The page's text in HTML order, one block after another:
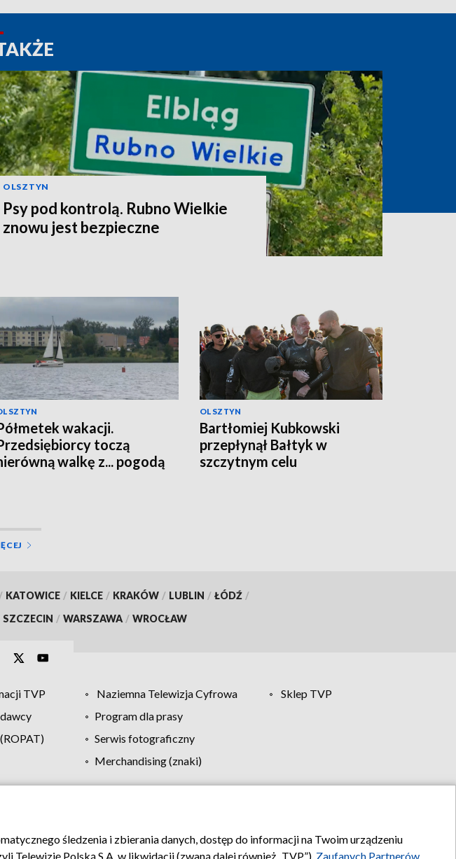
OLSZTYN
Psy pod kontrolą. Rubno Wielkie
znowu jest bezpieczne
wakacji.
toczą
walkę z... pogodą
OLSZTYN
Bartłomiej Kubkowski
przepłynął Bałtyk w
szczytnym celu
/ KATOWICE / KIELCE / KRAKÓW / LUBLIN / ŁÓDŹ /
SZCZECIN / WARSZAWA / WROCŁAW
TVP Naziemna Telewizja Cyfrowa
Sklep TVP
Program dla prasy
Serwis fotograficzny
Merchandising (znaki)
Pomoc Biuro reklamy Kontakt
śledzenia i zbierania danych, dostęp do informacji na Twoim urządzeniu
Telewizję Polską S.A. w likwidacji (zwaną dalej również „TVP”), Zaufanych Partnerów